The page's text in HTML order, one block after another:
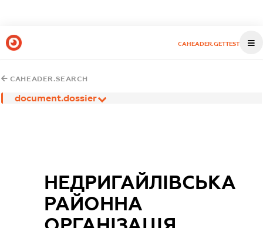
CAHEADER.GETTEST
CAHEADER.SEARCH
document.dossier
НЕДРИГАЙЛІВСЬКА
РАЙОННА